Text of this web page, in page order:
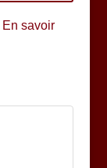
En savoir